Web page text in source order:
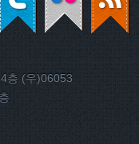
층 (우)06053